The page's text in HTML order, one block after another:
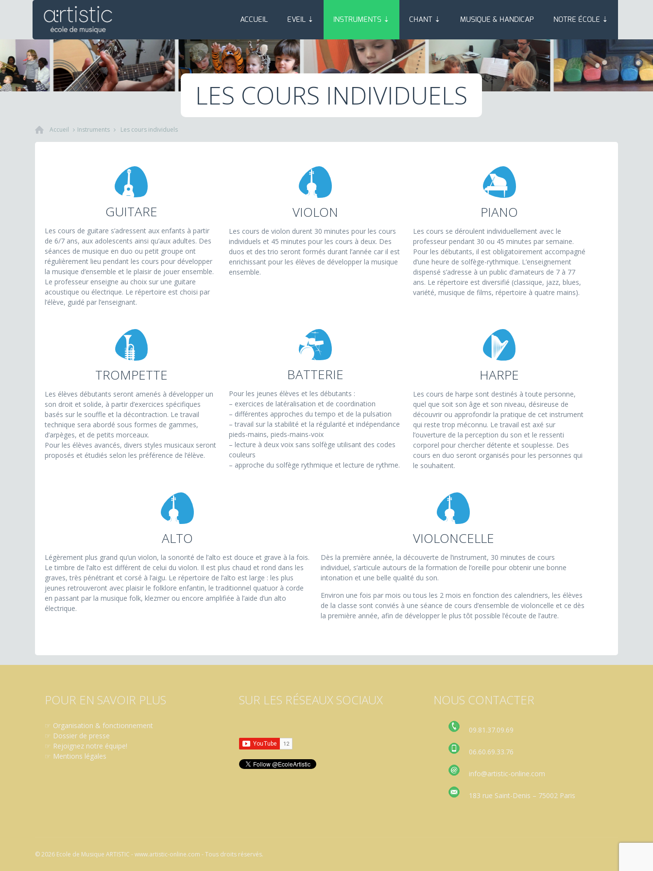
ACCUEIL EVEIL ⇣ INSTRUMENTS ⇣ CHANT ⇣ MUSIQUE & HANDICAP NOTRE ÉCOLE ⇣
LES COURS INDIVIDUELS
Accueil Instruments Les cours individuels
GUITARE
Les cours de guitare s’adressent aux enfants à partir
de 6/7 ans, aux adolescents ainsi qu’aux adultes. Des
séances de musique en duo ou petit groupe ont
régulièrement lieu pendant les cours pour développer
la musique d’ensemble et le plaisir de jouer ensemble.
Le professeur enseigne au choix sur une guitare
acoustique ou électrique. Le répertoire est choisi par
l’élève, guidé par l’enseignant.
VIOLON
Les cours de violon durent 30 minutes pour les cours
individuels et 45 minutes pour les cours à deux. Des
duos et des trio seront formés durant l’année car il est
enrichissant pour les élèves de développer la musique
ensemble.
PIANO
Les cours se déroulent individuellement avec le
professeur pendant 30 ou 45 minutes par semaine.
Pour les débutants, il est obligatoirement accompagné
d’une heure de solfège-rythmique. L’enseignement
dispensé s’adresse à un public d’amateurs de 7 à 77
ans. Le répertoire est diversifié (classique, jazz, blues,
variété, musique de films, répertoire à quatre mains).
TROMPETTE
Les élèves débutants seront amenés à développer un
son droit et solide, à partir d’exercices spécifiques
basés sur le souffle et la décontraction. Le travail
technique sera abordé sous formes de gammes,
d’arpèges, et de petits morceaux.
Pour les élèves avancés, divers styles musicaux seront
proposés et étudiés selon les préférence de l’élève.
BATTERIE
Pour les jeunes élèves et les débutants :
– exercices de latéralisation et de coordination
– différentes approches du tempo et de la pulsation
– travail sur la stabilité et la régularité et indépendance
pieds-mains, pieds-mains-voix
– lecture à deux voix sans solfège utilisant des codes
couleurs
– approche du solfège rythmique et lecture de rythme.
HARPE
Les cours de harpe sont destinés à toute personne,
quel que soit son âge et son niveau, désireuse de
découvrir ou approfondir la pratique de cet instrument
qui reste trop méconnu. Le travail est axé sur
l’ouverture de la perception du son et le ressenti
corporel pour chercher détente et souplesse. Des
cours en duo seront organisés pour les personnes qui
le souhaitent.
ALTO
Légèrement plus grand qu’un violon, la sonorité de l’alto est douce et grave à la fois.
Le timbre de l’alto est différent de celui du violon. Il est plus chaud et rond dans les
graves, très pénétrant et corsé à l’aigu. Le répertoire de l’alto est large : les plus
jeunes retrouveront avec plaisir le folklore enfantin, le traditionnel quatuor à corde
en passant par la musique folk, klezmer ou encore amplifiée à l’aide d’un alto
électrique.
VIOLONCELLE
Dès la première année, la découverte de l’instrument, 30 minutes de cours
individuel, s’articule autours de la formation de l’oreille pour obtenir une bonne
intonation et une belle qualité du son.
Environ une fois par mois ou tous les 2 mois en fonction des calendriers, les élèves
de la classe sont conviés à une séance de cours d’ensemble de violoncelle et ce dès
la première année, afin de développer le plus tôt possible l’écoute de l’autre.
POUR EN SAVOIR PLUS
☞ Organisation & fonctionnement
☞ Dossier de presse
☞ Rejoignez notre équipe!
☞ Mentions légales
SUR LES RÉSEAUX SOCIAUX NOUS CONTACTER
09.81.37.09.69
06.60.69.33.76
info@artistic-online.com
183 rue Saint-Denis – 75002 Paris
© 2026 Ecole de Musique ARTISTIC - www.artistic-online.com - Tous droits réservés.